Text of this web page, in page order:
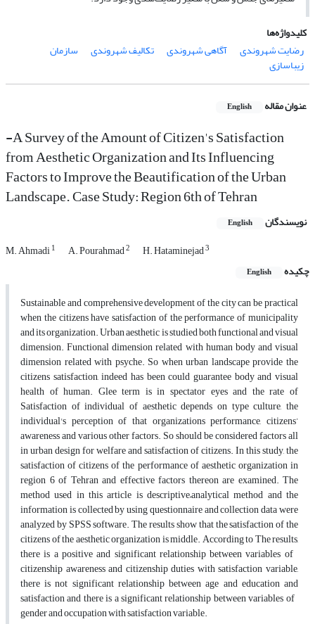
کلیدواژه‌ها
رضایت شهروندی
آگاهی شهروندی تکالیف شهروندی سازمان
زیباسازی
عنوان مقاله English
-A Survey of the Amount of Citizen's Satisfaction
from Aesthetic Organization and Its Influencing
Factors to Improve the Beautification of the Urban
Landscape. Case Study: Region 6th of Tehran
نویسندگان English
M. Ahmadi1 A. Pourahmad2 H. Hataminejad3
چکیده English
Sustainable and comprehensive development of the city can be practical
when the citizens have satisfaction of the performance of municipality
and its organization. Urban aesthetic is studied both functional and visual
dimension. Functional dimension related with human body and visual
dimension related with psyche. So when urban landscape provide the
citizens satisfaction, indeed has been could guarantee body and visual
health of human. Glee term is in spectator eyes and the rate of
Satisfaction of individual of aesthetic depends on type culture, the
individual's perception of that organizations performance, citizens’
awareness and various other factors. So should be considered factors all
in urban design for welfare and satisfaction of citizens. In this study, the
satisfaction of citizens of the performance of aesthetic organization in
region 6 of Tehran and effective factors thereon are examined. The
method used in this article is descriptive–analytical method and the
information is collected by using questionnaire and collection data were
analyzed by SPSS software. The results show that the satisfaction of the
citizens of the aesthetic organization is middle. According to The results,
there is a positive and significant relationship between variables of
citizenship awareness and citizenship duties with satisfaction variable,
there is not significant relationship between age and education and
satisfaction and there is a significant relationship between variables of
gender and occupation with satisfaction variable.